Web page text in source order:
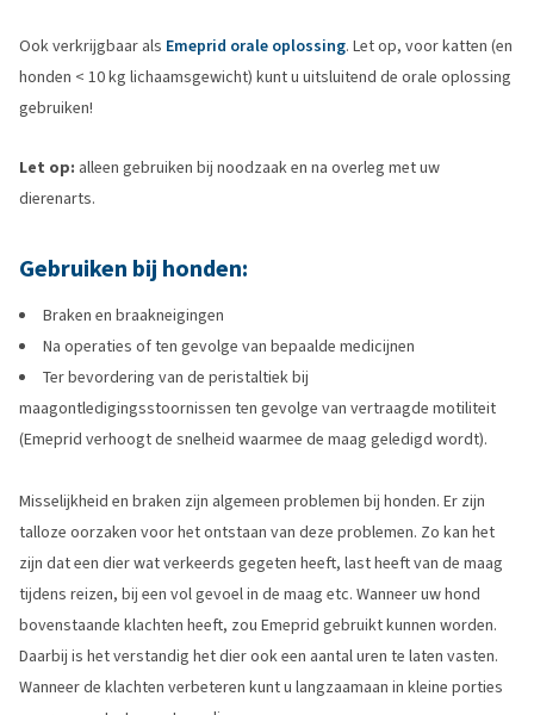
Ook verkrijgbaar als Emeprid orale oplossing. Let op, voor katten (en
honden < 10 kg lichaamsgewicht) kunt u uitsluitend de orale oplossing
gebruiken!
Let op: alleen gebruiken bij noodzaak en na overleg met uw
dierenarts.
Gebruiken bij honden:
Braken en braakneigingen
Na operaties of ten gevolge van bepaalde medicijnen
Ter bevordering van de peristaltiek bij
maagontledigingsstoornissen ten gevolge van vertraagde motiliteit
(Emeprid verhoogt de snelheid waarmee de maag geledigd wordt).
Misselijkheid en braken zijn algemeen problemen bij honden. Er zijn
talloze oorzaken voor het ontstaan van deze problemen. Zo kan het
zijn dat een dier wat verkeerds gegeten heeft, last heeft van de maag
tijdens reizen, bij een vol gevoel in de maag etc. Wanneer uw hond
bovenstaande klachten heeft, zou Emeprid gebruikt kunnen worden.
Daarbij is het verstandig het dier ook een aantal uren te laten vasten.
Wanneer de klachten verbeteren kunt u langzaamaan in kleine porties